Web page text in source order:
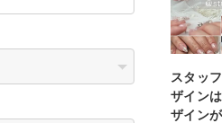
スタッ
ザイン
ザイン